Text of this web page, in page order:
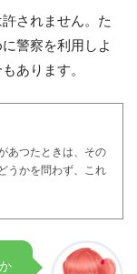
されません。た
警察を利用しよ
あります。
あつたときは、その
うかを問わず、これ